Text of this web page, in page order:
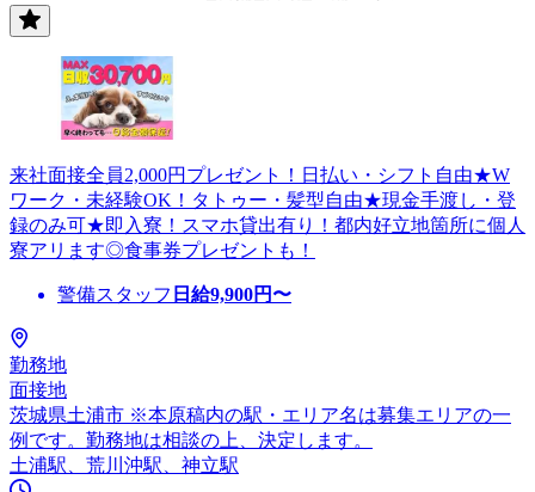
来社面接全員2,000円プレゼント！日払い・シフト自由★W
ワーク・未経験OK！タトゥー・髪型自由★現金手渡し・登
録のみ可★即入寮！スマホ貸出有り！都内好立地箇所に個人
寮アリます◎食事券プレゼントも！
警備スタッフ 日給9,900円〜
勤務地
面接地
茨城県土浦市 ※本原稿内の駅・エリア名は募集エリアの一
例です。勤務地は相談の上、決定します。
土浦駅、荒川沖駅、神立駅